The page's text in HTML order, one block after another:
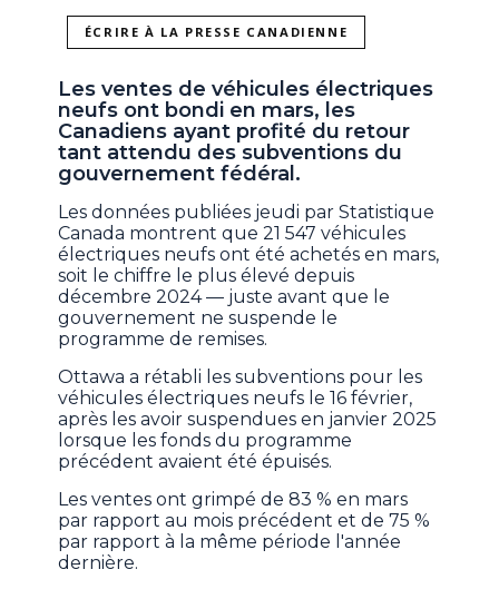
ÉCRIRE À LA PRESSE CANADIENNE
Les ventes de véhicules électriques
neufs ont bondi en mars, les
Canadiens ayant profité du retour
tant attendu des subventions du
gouvernement fédéral.
Les données publiées jeudi par Statistique
Canada montrent que 21 547 véhicules
électriques neufs ont été achetés en mars,
soit le chiffre le plus élevé depuis
décembre 2024 — juste avant que le
gouvernement ne suspende le
programme de remises.
Ottawa a rétabli les subventions pour les
véhicules électriques neufs le 16 février,
après les avoir suspendues en janvier 2025
lorsque les fonds du programme
précédent avaient été épuisés.
Les ventes ont grimpé de 83 % en mars
par rapport au mois précédent et de 75 %
par rapport à la même période l'année
dernière.